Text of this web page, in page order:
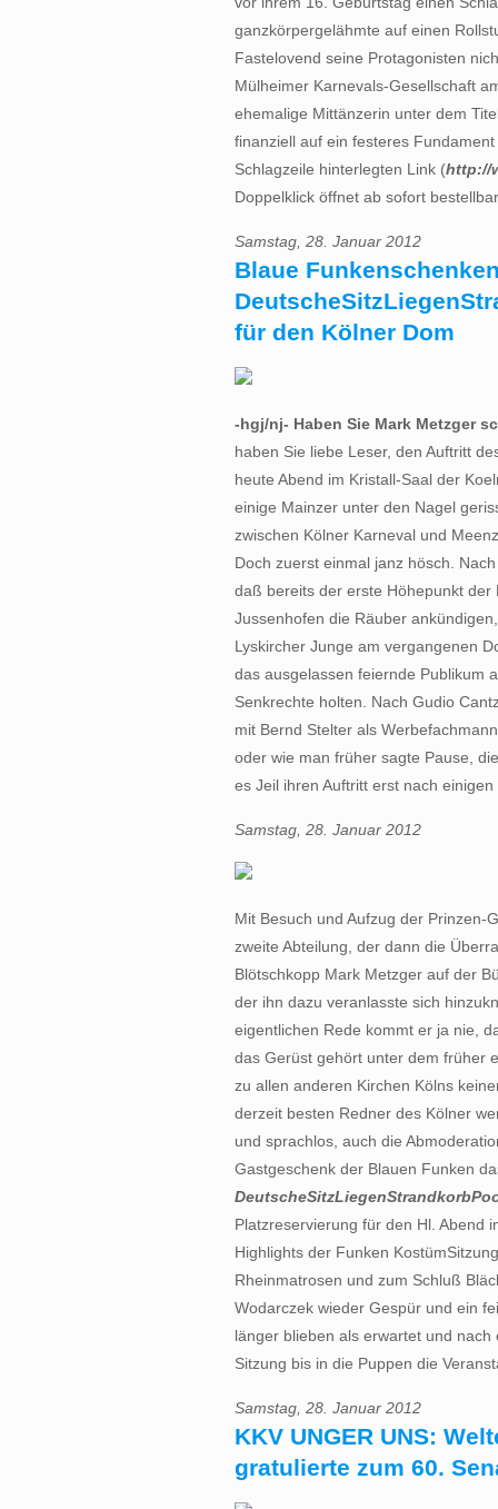
ganzkörpergelähmte auf einen
Fastelovend seine Protagonisten
Mülheimer Karnevals-Gesellschaft
ehemalige Mittänzerin unter dem
finanziell auf ein festeres
Schlagzeile hinterlegten Link (http://
Doppelklick öffnet ab sofort
Samstag, 28. Januar 2012
Blaue
für den Kölner Dom
-hgj/nj- Haben Sie Mark Metzger
haben Sie liebe Leser, den Auftritt
heute Abend im Kristall-Saal der
einige Mainzer unter den Nagel
zwischen Kölner Karneval und
Doch zuerst einmal janz hösch.
daß bereits der erste Höhepunkt
Jussenhofen die Räuber
Lyskircher Junge am vergangenen
das ausgelassen feiernde Publikum
Senkrechte holten. Nach Gudio
mit Bernd Stelter als
oder wie man früher sagte Pause, die
es Jeil ihren Auftritt erst nach
Samstag, 28. Januar 2012
Mit Besuch und Aufzug der Prinzen-
zweite Abteilung, der dann die
Blötschkopp Mark Metzger auf der
der ihn dazu veranlasste sich
eigentlichen Rede kommt er ja nie,
das Gerüst gehört unter dem früher
zu allen anderen Kirchen Kölns
derzeit besten Redner des Kölner
und sprachlos, auch die
Gastgeschenk der Blauen Funken
Platzreservierung für den Hl. Abend
Highlights der Funken
Rheinmatrosen und zum Schluß
Wodarczek wieder Gespür und ein
länger blieben als erwartet und
Sitzung bis in die Puppen die
Samstag, 28. Januar 2012
KKV UNGER UNS:
gratulierte zum 60.